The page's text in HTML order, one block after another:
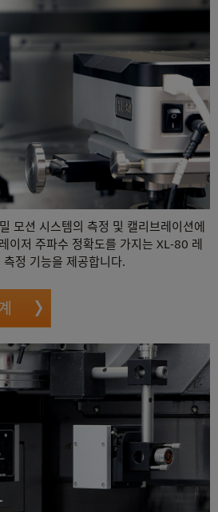
모션 시스템의 측정 및 캘리브레이션에
이저 주파수 정확도를 가지는 XL-80 레
정 기능을 제공합니다.